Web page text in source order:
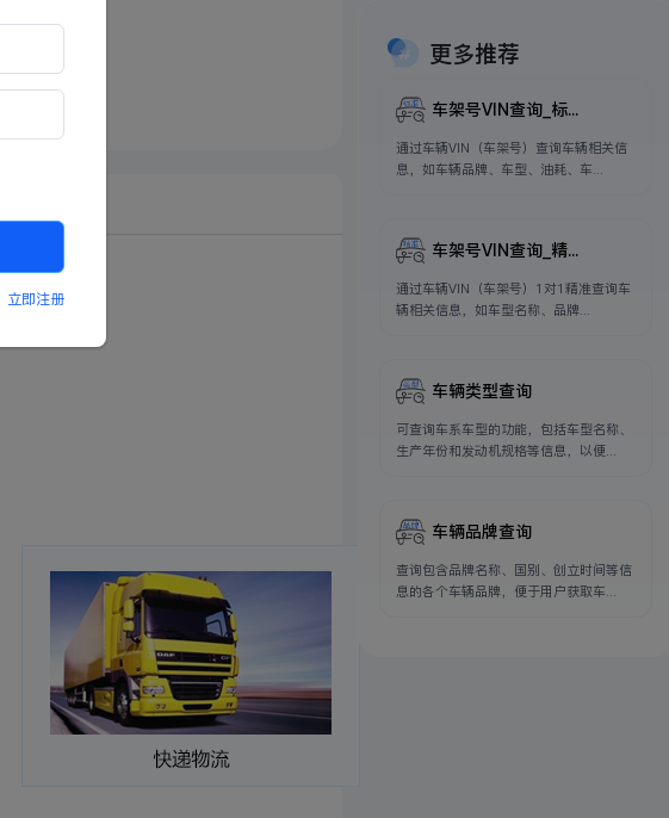
更多推荐
车架号VIN查询_标...
通过车辆VIN（车架号）查询车辆相关信
息，如车辆品牌、车型、油耗、车...
车架号VIN查询_精...
通过车辆VIN（车架号）1对1精准查询车
辆相关信息，如车型名称、品牌...
车辆类型查询
可查询车系车型的功能，包括车型名称、
生产年份和发动机规格等信息，以便...
车辆品牌查询
查询包含品牌名称、国别、创立时间等信
息的各个车辆品牌，便于用户获取车...
立即注册